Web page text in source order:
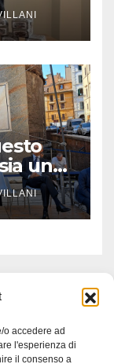
o accedere ad
l'esperienza di
il consenso a
un